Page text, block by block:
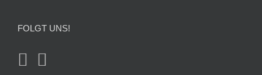
FOLGT UNS!